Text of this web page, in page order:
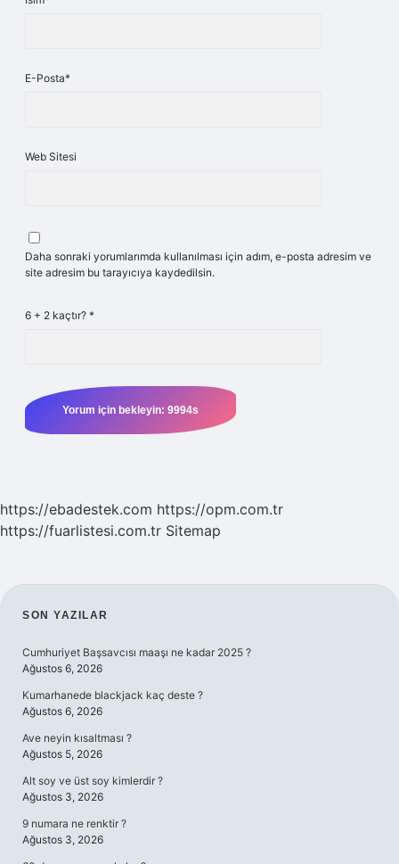
E-Posta*
Web Sitesi
Daha sonraki yorumlarımda kullanılması için adım, e-posta adresim ve
site adresim bu tarayıcıya kaydedilsin.
6 + 2 kaçtır? *
https://ebadestek.com https://opm.com.tr
https://fuarlistesi.com.tr Sitemap
SIDEBAR
SON YAZILAR
Cumhuriyet Başsavcısı maaşı ne kadar 2025 ?
Ağustos 6, 2026
Kumarhanede blackjack kaç deste ?
Ağustos 6, 2026
Ave neyin kısaltması ?
Ağustos 5, 2026
Alt soy ve üst soy kimlerdir ?
Ağustos 3, 2026
9 numara ne renktir ?
Ağustos 3, 2026